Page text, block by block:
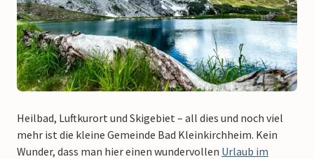
Heilbad, Luftkurort und Skigebiet – all dies und noch viel
mehr ist die kleine Gemeinde Bad Kleinkirchheim. Kein
Wunder, dass man hier einen wundervollen Urlaub im